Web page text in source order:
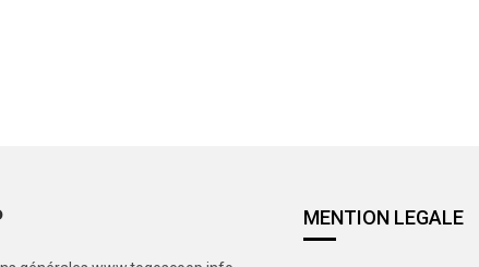
MENTION LEGALE